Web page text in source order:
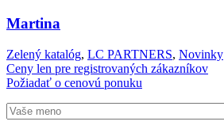
Martina
Zelený katalóg, LC PARTNERS, Novinky
Ceny len pre registrovaných zákazníkov
Požiadať o cenovú ponuku